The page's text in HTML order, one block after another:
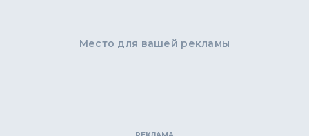
Место для вашей рекламы